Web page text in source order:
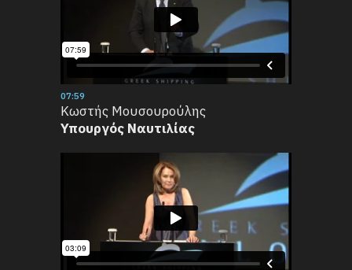
07:59
Κωστής Μουσουρούλης
Υπουργός Ναυτιλίας